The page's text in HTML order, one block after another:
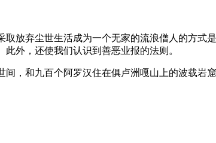
放弃尘世生活成为一个无家的流浪僧人的方式
此外，还使我们认识到善恶业报的法则。
，和九百个阿罗汉住在俱卢洲嘎山上的波载岩窟